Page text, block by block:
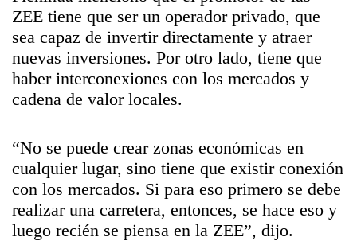
ZEE tiene que ser un operador privado, que
sea capaz de invertir directamente y atraer
nuevas inversiones. Por otro lado, tiene que
haber interconexiones con los mercados y
cadena de valor locales.
“No se puede crear zonas económicas en
cualquier lugar, sino tiene que existir conexión
con los mercados. Si para eso primero se debe
realizar una carretera, entonces, se hace eso y
luego recién se piensa en la ZEE”, dijo.